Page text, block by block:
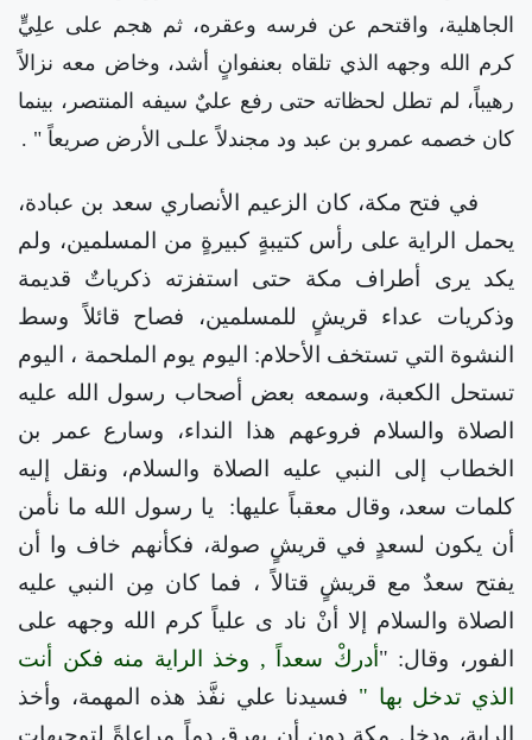
الجاهلية، واقتحم عن فرسه وعقره، ثم هجم على علِيٍّ
كرم الله وجهه الذي تلقاه بعنفوانٍ أشد، وخاض معه نزالاً
رهيباً، لم تطل لحظاته حتى رفع عليٌ سيفه المنتصر، بينما
كان خصمه عمرو بن عبد ود مجندلاً علـى الأرض صريعاً " .
في فتح مكة، كان الزعيم الأنصاري سعد بن عبادة،
يحمل الراية على رأس كتيبةٍ كبيرةٍ من المسلمين، ولم
يكد يرى أطراف مكة حتى استفزته ذكرياتٌ قديمة
وذكريات عداء قريشٍ للمسلمين، فصاح قائلاً وسط
النشوة التي تستخف الأحلام: اليوم يوم الملحمة ، اليوم
تستحل الكعبة، وسمعه بعض أصحاب رسول الله عليه
الصلاة والسلام فروعهم هذا النداء، وسارع عمر بن
الخطاب إلى النبي عليه الصلاة والسلام، ونقل إليه
كلمات سعد، وقال معقباً عليها:
يا رسول الله ما نأمن
أن يكون لسعدٍ في قريشٍ صولة، فكأنهم خاف وا أن
يفتح سعدٌ مع قريشٍ قتالاً ، فما كان مِن النبي عليه
الصلاة والسلام إلا أنْ ناد ى علياً كرم الله وجهه على
الفور، وقال: "أدركْ سعداً , وخذ الراية منه فكن أنت
الذي تدخل بها " فسيدنا علي نفَّذ هذه المهمة، وأخذ
الراية، ودخل مكة دون أن يهرق دماً مراعاةً لتوجيهات